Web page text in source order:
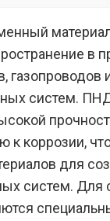
в
газопроводов
систем.
к коррозии,
для
систем. Для